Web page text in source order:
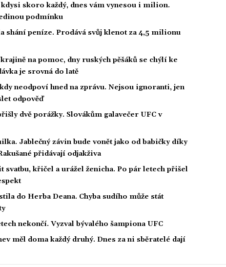
skoro každý, dnes vám vynesou i milion.
podmínku
shání peníze. Prodává svůj klenot za 4,5 milionu
na pomoc, dny ruských pěšáků se chýlí ke
je srovná do latě
neodpoví hned na zprávu. Nejsou ignoranti, jen
odpověď
dvě porážky. Slovákům galavečer UFC v
Jablečný závin bude vonět jako od babičky díky
přidávají odjakživa
svatbu, křičel a urážel ženicha. Po pár letech přišel
do Herba Deana. Chyba sudího může stát
nekončí. Vyzval bývalého šampiona UFC
měl doma každý druhý. Dnes za ni sběratelé dají